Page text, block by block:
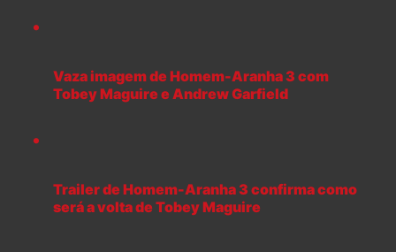
Vaza imagem de Homem-Aranha 3 com
Tobey Maguire e Andrew Garfield
Trailer de Homem-Aranha 3 confirma como
será a volta de Tobey Maguire